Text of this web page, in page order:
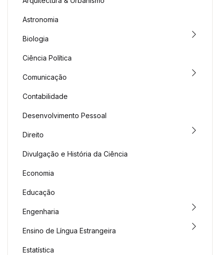
Astronomia
Biologia
Ciência Política
Comunicação
Contabilidade
Desenvolvimento Pessoal
Direito
Divulgação e História da Ciência
Economia
Educação
Engenharia
Ensino de Língua Estrangeira
Estatística